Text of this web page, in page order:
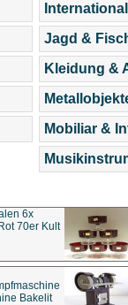
Jagd &
Kleidung &
Mobiliar &
6x
70er Kult
Bakelit